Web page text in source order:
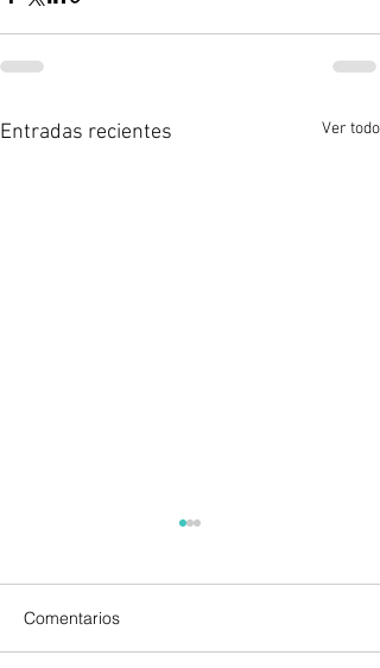
Entradas recientes Ver todo
Comentarios